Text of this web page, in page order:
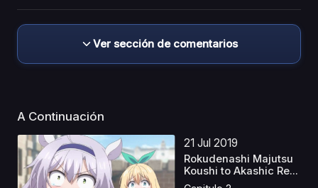
Ver sección de comentarios
A Continuación
21 Jul 2019
Rokudenashi Majutsu
Koushi to Akashic Re...